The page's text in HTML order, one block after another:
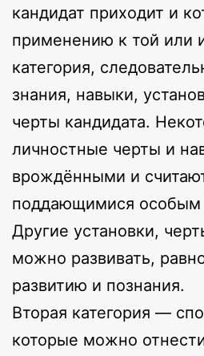
кандидат приходит и
применению к той или
категория,
знания, навыки,
черты кандидата.
личностные черты и
врождёнными и
поддающимися особым
Другие установки,
можно развивать,
развитию и познания.
Вторая категория —
которые можно